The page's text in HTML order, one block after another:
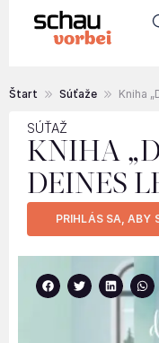
Štart Súťaže Kniha
SÚŤAŽ
KNIHA
DEINES
PRIHLÁS SA, ABY